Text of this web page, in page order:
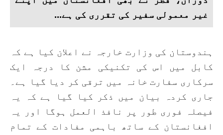
غیر معمولی سفیر کی تقرری کی ہے...
ہندوستان کی وزارت خارجہ نے اعلان کیا ہے کہ
کابل میں اس کی تکنیکی مشن کا درجہ ایک
سرکاری سفارت خانہ میں ترقی کر دیا گیا ہے۔
جاری کردہ بیان میں ذکر کیا گیا ہے کہ یہ
فیصلہ فوری طور پر نافذ العمل ہوگا اور یہ
افغانستان کے ساتھ باہمی مفادات کے تمام